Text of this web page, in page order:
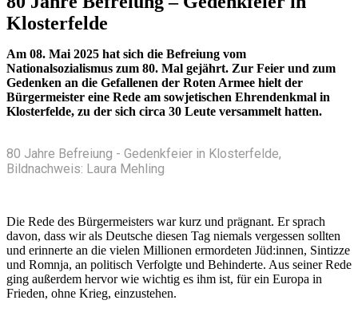
Klosterfelde
Am 08. Mai 2025 hat sich die Befreiung vom
Nationalsozialismus zum 80. Mal gejährt. Zur Feier und zum
Gedenken an die Gefallenen der Roten Armee hielt der
Bürgermeister eine Rede am sowjetischen Ehrendenkmal in
Klosterfelde, zu der sich circa 30 Leute versammelt hatten.
80 Jahre Befreiung - Gedenkfeier in Klosterfelde,
Bildnachweis: Laura Mehling
Die Rede des Bürgermeisters war kurz und prägnant. Er sprach
davon, dass wir als Deutsche diesen Tag niemals vergessen sollten
und erinnerte an die vielen Millionen ermordeten Jüd:innen, Sintizze
und Romnja, an politisch Verfolgte und Behinderte. Aus seiner Rede
ging außerdem hervor wie wichtig es ihm ist, für ein Europa in
Frieden, ohne Krieg, einzustehen.